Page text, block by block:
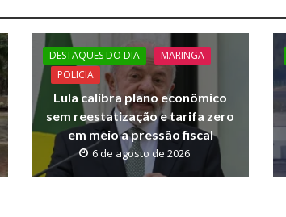
s
A
p
p
y
Li
n
k
DESTAQUES DO DIA
MARINGA
POLICIA
Lula calibra plano econômico
sem reestatização e tarifa zero
em meio a pressão fiscal
6 de agosto de 2026